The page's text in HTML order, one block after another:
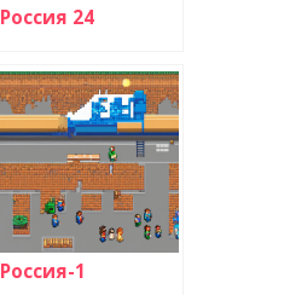
Россия 24
Россия-1